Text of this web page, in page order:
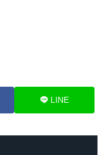
LINE